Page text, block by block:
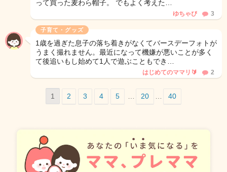
って買った麦わら帽子。 でもよく考えた…
ゆちゃぴ 3
子育て・グッズ
1歳を過ぎた息子の落ち着きがなくてバースデーフォトが
うまく撮れません。最近になって機嫌が悪いことが多く
て後追いもし始めて1人で遊ぶこともでき…
はじめてのママリ🔰 2
1 2 3 4 5 20 40